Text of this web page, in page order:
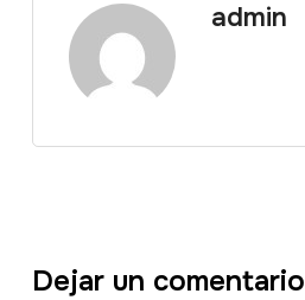
admin
Dejar un comentario